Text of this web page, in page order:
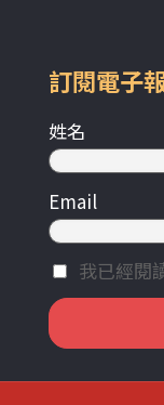
訂閱電子
姓名
Email
我已經閱